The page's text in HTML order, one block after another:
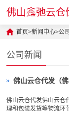
佛山鑫弛云仓
首页>新闻中心>公
公司新闻
佛山云仓代发（
佛山云仓代发佛山云仓
理和包装发货等物流环